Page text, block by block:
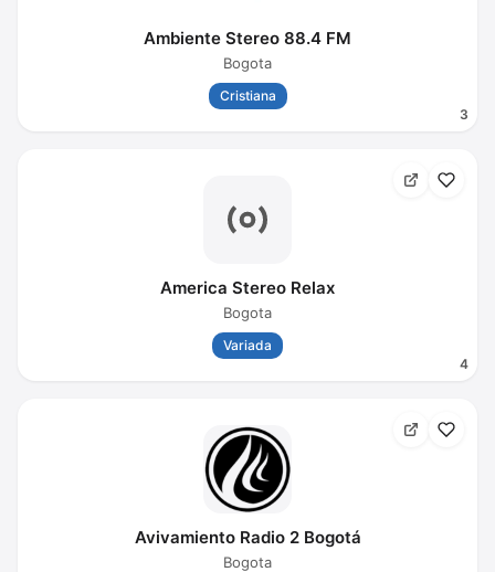
3
Ambiente Stereo 88.4 FM
Bogota
Cristiana
4
America Stereo Relax
Bogota
Variada
Avivamiento Radio 2 Bogotá
Bogota